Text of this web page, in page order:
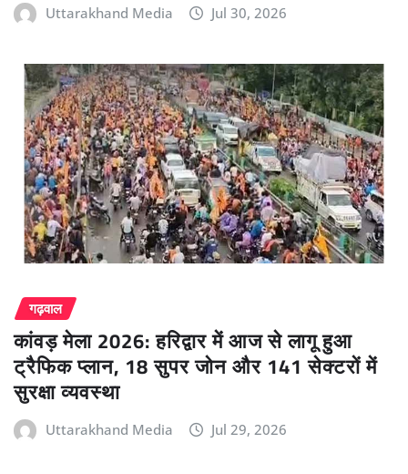
Uttarakhand Media Jul 30, 2026
गढ़वाल
कांवड़ मेला 2026: हरिद्वार में आज से लागू हुआ
ट्रैफिक प्लान, 18 सुपर जोन और 141 सेक्टरों में
सुरक्षा व्यवस्था
Uttarakhand Media Jul 29, 2026